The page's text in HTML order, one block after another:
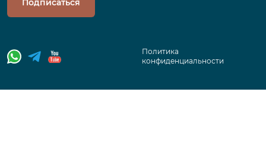
Подписаться
Политика
конфиденциальности